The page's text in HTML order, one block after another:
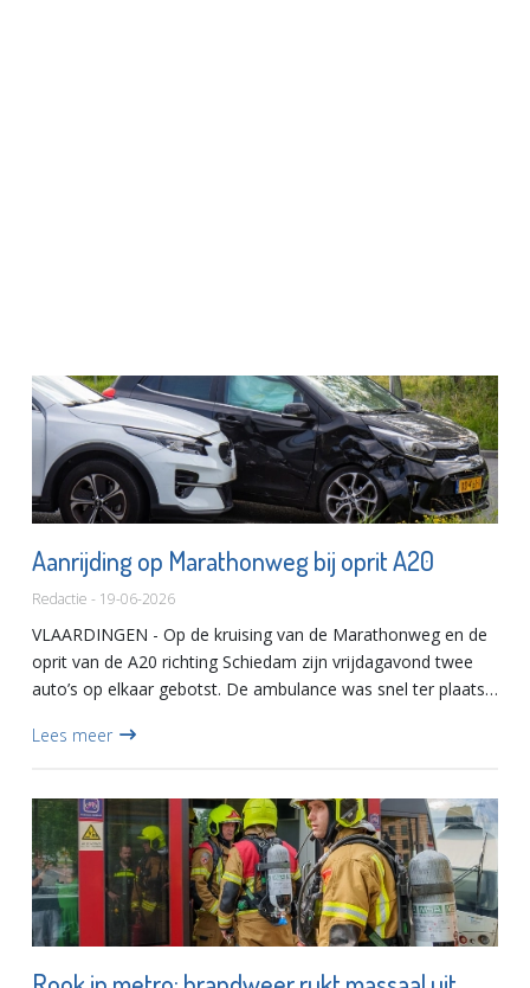
Aanrijding op Marathonweg bij oprit A20
Redactie - 19-06-2026
VLAARDINGEN - Op de kruising van de Marathonweg en de
oprit van de A20 richting Schiedam zijn vrijdagavond twee
auto’s op elkaar gebotst. De ambulance was snel ter plaatse
vo...
Lees meer